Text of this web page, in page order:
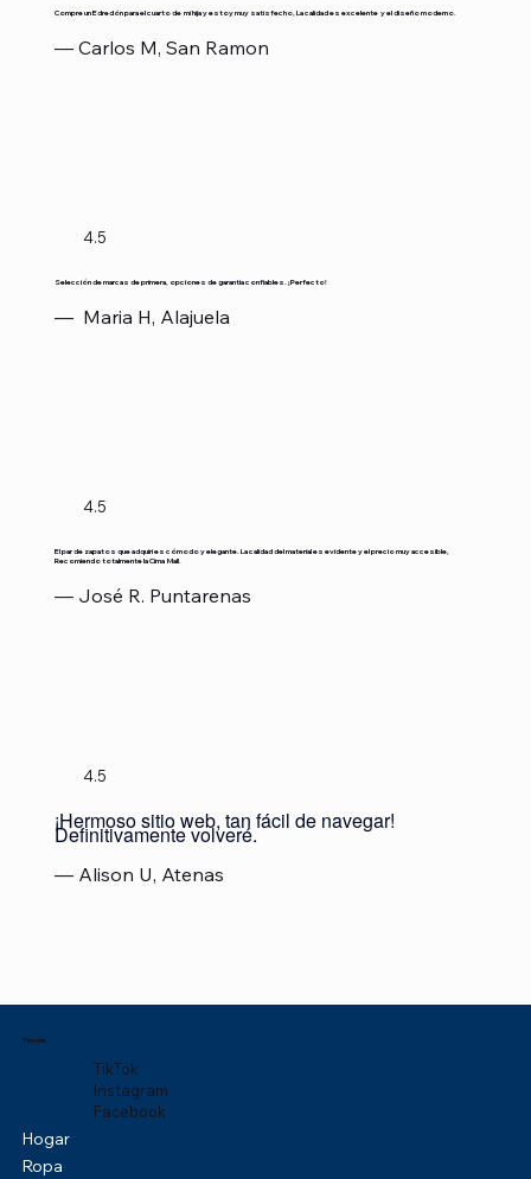
Compre un Edredón para el cuarto de mi hija y estoy muy satisfecho, La calidad es excelente y el diseño moderno.
— Carlos M, San Ramon
4.5
Selección de marcas de primera, opciones de garantía confiables. ¡Perfecto!
— Maria H, Alajuela
4.5
El par de zapatos que adquirí es cómodo y elegante. La calidad del material es evidente y el precio muy accesible,
Recomiendo totalmente la Cima Mall.
— José R. Puntarenas
4.5
¡Hermoso sitio web, tan fácil de navegar!
Definitivamente volveré.
— Alison U, Atenas
Tienda
TikTok
Instagram
Facebook
Hogar
Ropa